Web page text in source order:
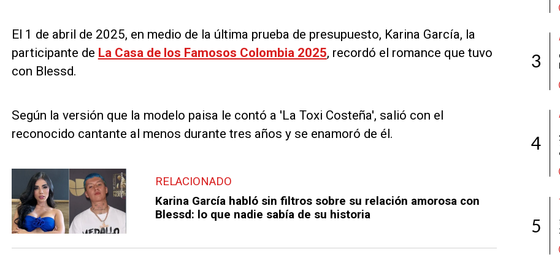
El 1 de abril de 2025, en medio de la última prueba de presupuesto, Karina García, la
participante de La Casa de los Famosos Colombia 2025, recordó el romance que tuvo
con Blessd.
Según la versión que la modelo paisa le contó a 'La Toxi Costeña', salió con el
reconocido cantante al menos durante tres años y se enamoró de él.
RELACIONADO
Karina García habló sin filtros sobre su relación amorosa con
Blessd: lo que nadie sabía de su historia
3
4
5